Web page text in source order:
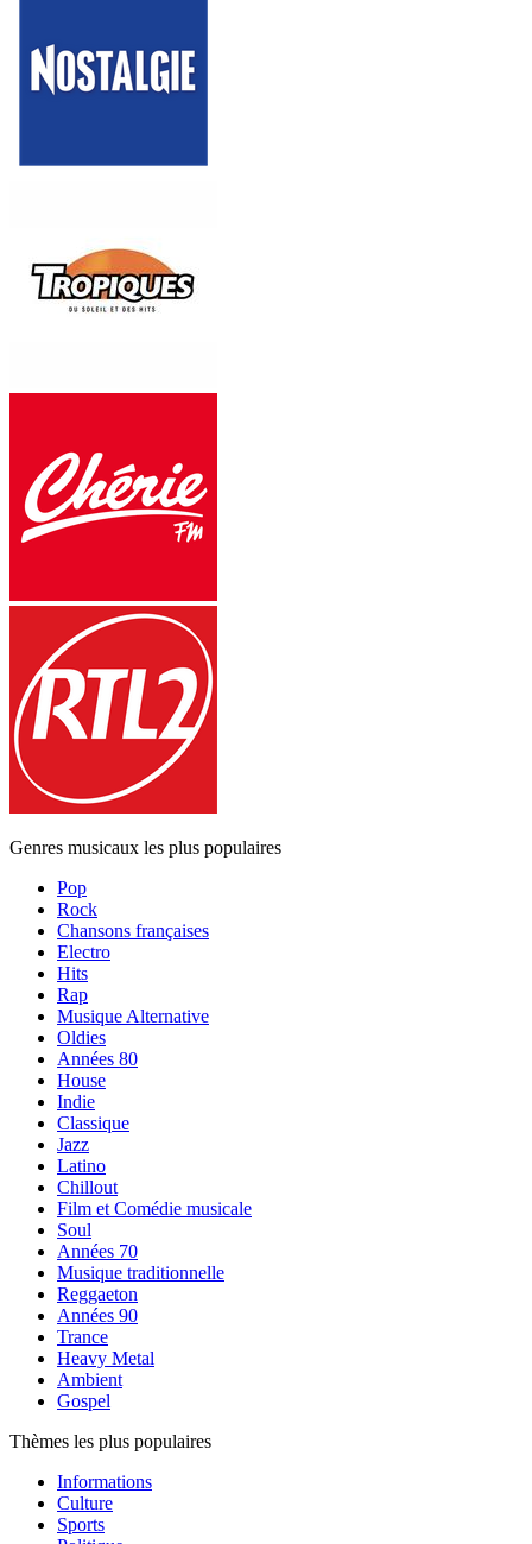
Genres musicaux les plus populaires
Pop
Rock
Chansons françaises
Electro
Hits
Rap
Musique Alternative
Oldies
Années 80
House
Indie
Classique
Jazz
Latino
Chillout
Film et Comédie musicale
Soul
Années 70
Musique traditionnelle
Reggaeton
Années 90
Trance
Heavy Metal
Ambient
Gospel
Thèmes les plus populaires
Informations
Culture
Sports